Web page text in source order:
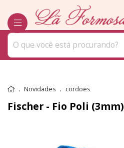
Novidades cordoes
Fischer - Fio Poli (3mm)